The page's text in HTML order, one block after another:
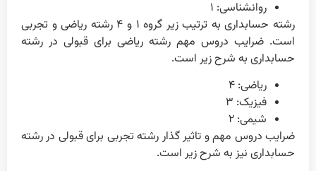
روانشناسی: ۱
رشته حسابداری به ترتیب زیر گروه ۱ و ۴ رشته ریاضی و تجربی
است. ضرایب دروس مهم رشته ریاضی برای قبولی در رشته
حسابداری به شرح زیر است.
ریاضی: ۴
فیزیک: ۳
شیمی: ۲
ضرایب دروس مهم و تاثیر گذار رشته تجربی برای قبولی در رشته
حسابداری نیز به شرح زیر است.